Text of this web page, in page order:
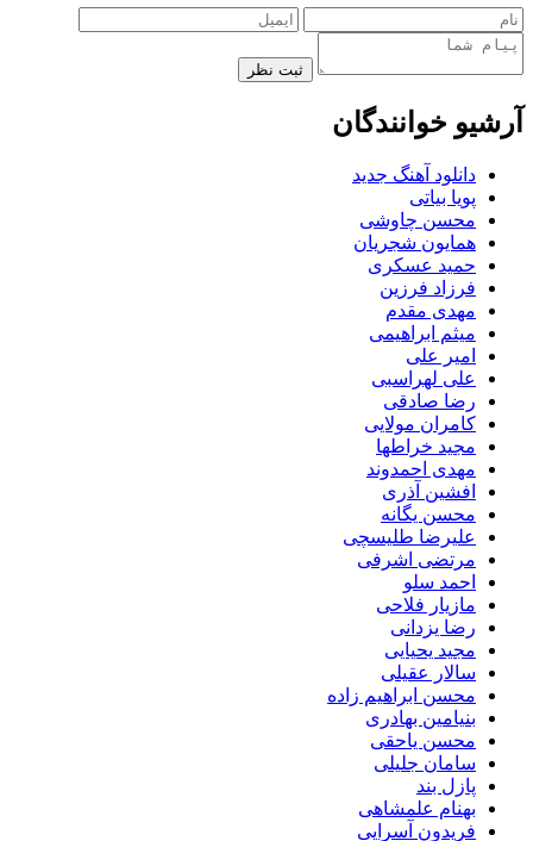
ثبت نظر
خوانندگان
دانلود آهنگ جدید
پویا بیاتی
محسن چاوشی
همایون شجریان
حمید عسکری
فرزاد فرزین
مهدی مقدم
میثم ابراهیمی
امیر علی
علی لهراسبی
رضا صادقی
کامران مولایی
مجید خراطها
مهدی احمدوند
افشین آذری
محسن یگانه
علیرضا طلیسچی
مرتضی اشرفی
احمد سلو
مازیار فلاحی
رضا یزدانی
مجید یحیایی
سالار عقیلی
محسن ابراهیم زاده
بنیامین بهادری
محسن یاحقی
سامان جلیلی
پازل بند
بهنام علمشاهی
فریدون آسرایی